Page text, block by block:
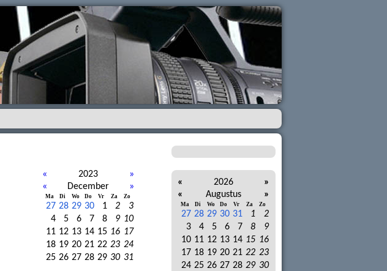
« 2026
»
«
Augustus »
Ma Di Wo Do Vr Za Zo
27 28 29 30 31 1
2
3
4 5 6 7 8
9
10 11 12 13 14 15 16
17 18 19 20 21 22 23
24 25 26 27 28 29 30
« 2023
»
«
December »
Ma Di Wo Do Vr Za Zo
27 28 29 30 1 2
3
4
5 6 7 8 9 10
11 12 13 14 15 16 17
18 19 20 21 22 23 24
25 26 27 28 29 30 31